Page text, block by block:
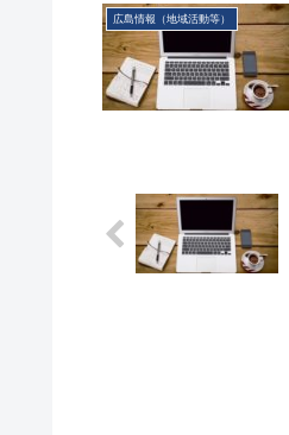
広島情報（地域活動等）